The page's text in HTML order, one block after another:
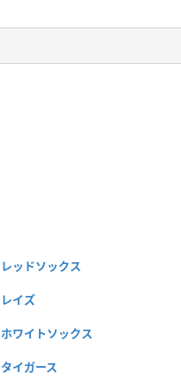
レッドソックス
レイズ
ホワイトソックス
タイガース